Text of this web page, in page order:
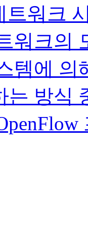
트워크
워크의
템에 의
는 방식